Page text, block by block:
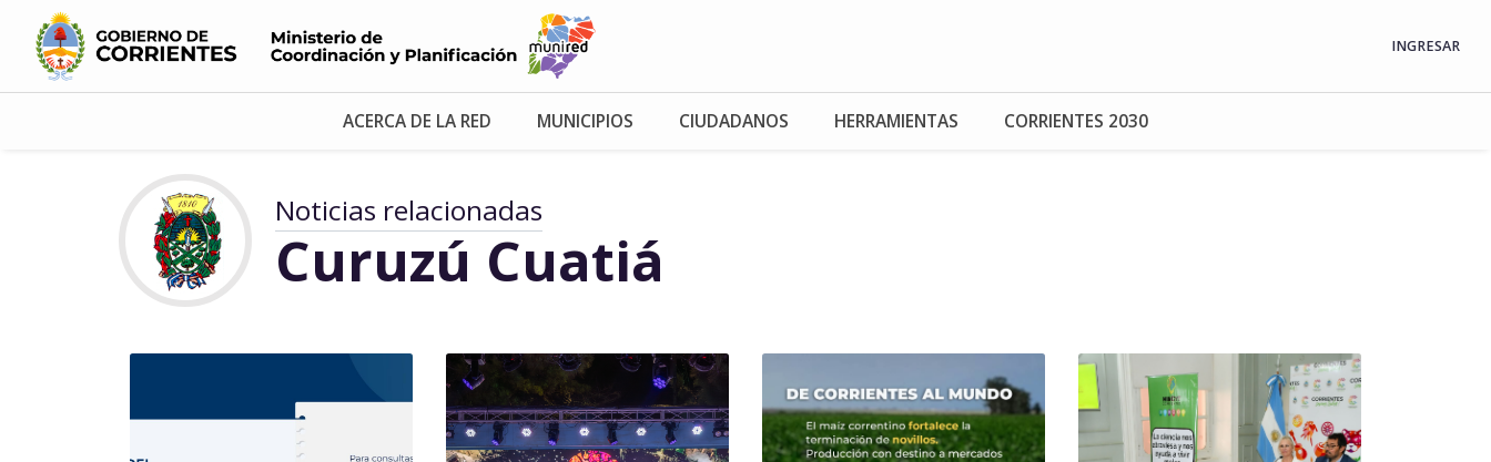
INGRESAR
ACERCA DE LA RED MUNICIPIOS CIUDADANOS HERRAMIENTAS CORRIENTES 2030
Noticias relacionadas
Curuzú Cuatiá